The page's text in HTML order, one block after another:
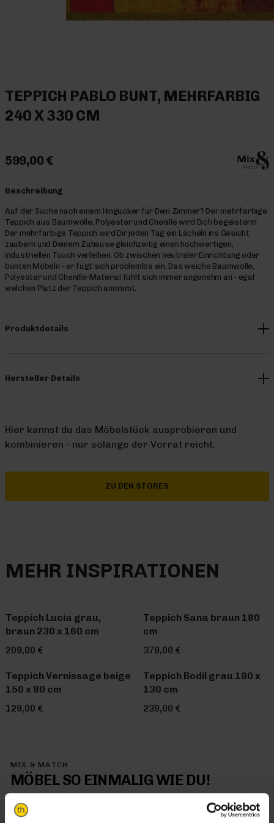
TEPPICH PABLO BUNT, MEHRFARBIG
240 X 330 CM
599,00 €
Beschreibung
Auf der Suche nach einem Hingucker für Dein Zimmer? Der mehrfarbige
Teppich aus Baumwolle, Polyester und Chenille wird Dich begeistern!
Der mehrfarbige Teppich wird Dir jeden Tag ein Lächeln ins Gesicht
zaubern und Deinem Zuhause gleichzeitig einen hochwertigen,
industriellen Touch verleihen. Ob zwischen neutraler Einrichtung oder
bunten Möbeln - er fügt sich problemlos ein. Das weiche Baumwolle,
Polyester und Chenille-Material fühlt sich immer angenehm an - egal
welchen Platz der Teppich annimmt.
Produktdetails
Hersteller Details
Hier kannst du das Möbelstück ausprobieren und
kombinieren - nur solange der Vorrat reicht.
ZU DEN STORES
MEHR INSPIRATIONEN
Teppich Lucia grau,
braun 230 x 160 cm
209,00 €
Teppich Sana braun 180
cm
379,00 €
Teppich Vernissage beige
150 x 80 cm
129,00 €
Teppich Bodil grau 190 x
130 cm
239,00 €
MIX & MATCH
MÖBEL SO EINMALIG WIE DU!
Mit Trendhopper Mix & Match kommt jetzt genau dein Stil in
dein Zuhause – denn hier kombinierst du einfach alles so, wie